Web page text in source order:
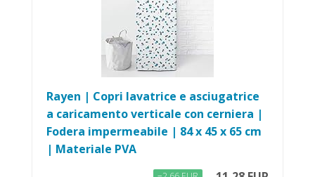
Rayen | Copri lavatrice e asciugatrice
a caricamento verticale con cerniera |
Fodera impermeabile | 84 x 45 x 65 cm
| Materiale PVA